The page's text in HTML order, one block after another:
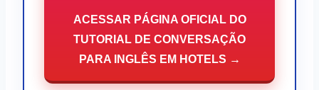
ACESSAR PÁGINA OFICIAL DO
TUTORIAL DE CONVERSAÇÃO
PARA INGLÊS EM HOTELS →